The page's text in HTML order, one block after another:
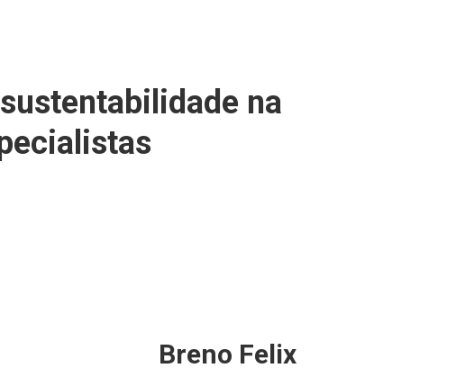
na
Breno Felix